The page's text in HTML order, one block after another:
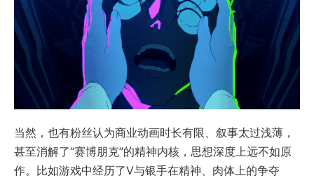
当然，也有粉丝认为商业动画时长有限、叙事太过浅薄，
甚至消解了“赛博朋克”的精神内核，思想深度上远不如原
作。比如游戏中经历了V与银手在精神、肉体上的争夺